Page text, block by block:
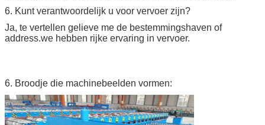
6. Kunt verantwoordelijk u voor vervoer zijn?
Ja, te vertellen gelieve me de bestemmingshaven of
address.we hebben rijke ervaring in vervoer.
6. Broodje die machinebeelden vormen: